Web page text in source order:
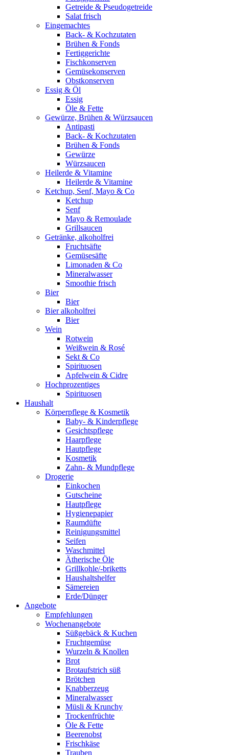
Getreide & Pseudogetreide
Salat frisch
Eingemachtes
Back- & Kochzutaten
Brühen & Fonds
Fertiggerichte
Fischkonserven
Gemüsekonserven
Obstkonserven
Essig & Öl
Essig
Öle & Fette
Gewürze, Brühen & Würzsaucen
Antipasti
Back- & Kochzutaten
Brühen & Fonds
Gewürze
Würzsaucen
Heilerde & Vitamine
Heilerde & Vitamine
Ketchup, Senf, Mayo & Co
Ketchup
Senf
Mayo & Remoulade
Grillsaucen
Getränke, alkoholfrei
Fruchtsäfte
Gemüsesäfte
Limonaden & Co
Mineralwasser
Smoothie frisch
Bier
Bier
Bier alkoholfrei
Bier
Wein
Rotwein
Weißwein & Rosé
Sekt & Co
Spirituosen
Apfelwein & Cidre
Hochprozentiges
Spirituosen
Haushalt
Körperpflege & Kosmetik
Baby- & Kinderpflege
Gesichtspflege
Haarpflege
Hautpflege
Kosmetik
Zahn- & Mundpflege
Drogerie
Einkochen
Gutscheine
Hautpflege
Hygienepapier
Raumdüfte
Reinigungsmittel
Seifen
Waschmittel
Ätherische Öle
Grillkohle/-briketts
Haushaltshelfer
Sämereien
Erde/Dünger
Angebote
Empfehlungen
Wochenangebote
Süßgebäck & Kuchen
Fruchtgemüse
Wurzeln & Knollen
Brot
Brotaufstrich süß
Brötchen
Knabberzeug
Mineralwasser
Müsli & Krunchy
Trockenfrüchte
Öle & Fette
Beerenobst
Frischkäse
Trauben